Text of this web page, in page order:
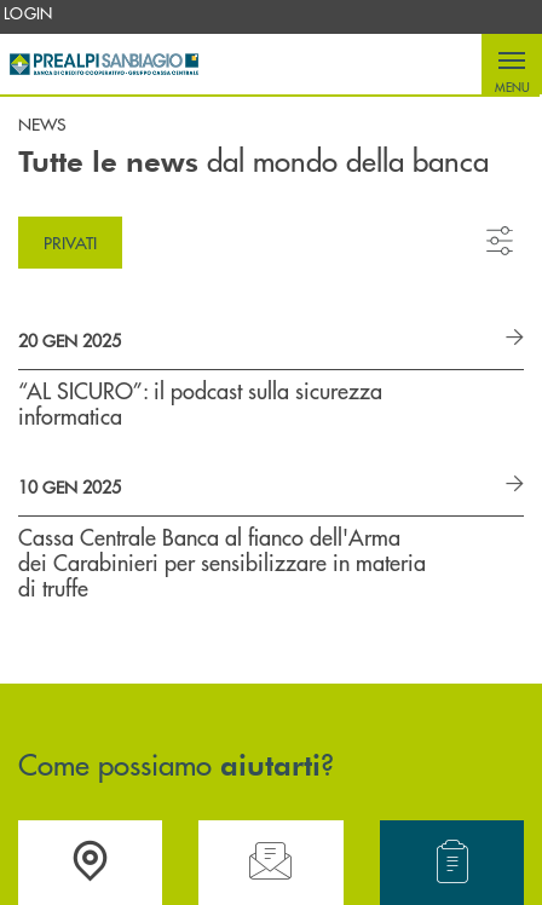
Salta al contenuto principale
LOGIN
MENU
NEWS
Tutte le news dal mondo della banca
PRIVATI
20 GEN 2025
“AL SICURO”: il podcast sulla sicurezza
informatica
10 GEN 2025
Cassa Centrale Banca al fianco dell'Arma
dei Carabinieri per sensibilizzare in materia
di truffe
Come possiamo aiutarti?
Accedi all' elenco completo delle filiali .Hai bisogno di assistenza immediata?
Hai bisogno di